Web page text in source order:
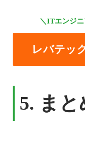
＼ITエンジ
レバテッ
5. まと